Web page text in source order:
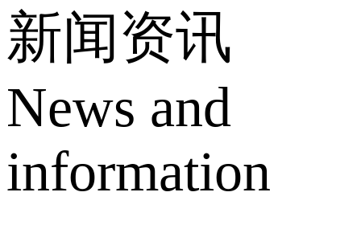
新闻资讯
News and
information